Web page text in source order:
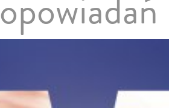
opowiadań